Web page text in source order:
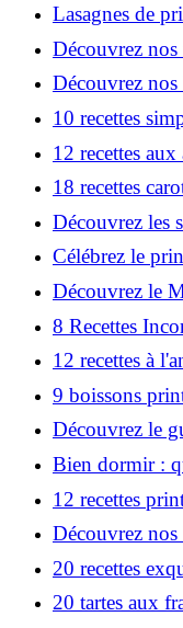
Lasagnes de
!
Découvrez
printemps
Découvrez nos
17 Mai - À ne
10 recettes
mères !
12 recettes
18 recettes
orange!
Découvrez les
noisette, avocat
Célébrez le
d'asperge
Découvrez le
du 4 au 10 Mai !
8 Recettes
un Printemps
12 recettes à
: de l'entrée au
9 boissons
soleil !
Découvrez le
maison comme
Bien dormir :
sommeil ?
12 recettes
saumon en
Découvrez nos
du 27 Avril au
20 recettes
printemps !
20 tartes aux